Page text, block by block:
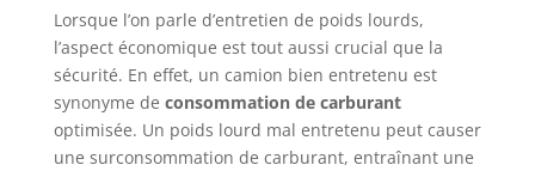
Lorsque l’on parle d’entretien de poids lourds,
l’aspect économique est tout aussi crucial que la
sécurité. En effet, un camion bien entretenu est
synonyme de consommation de carburant
optimisée. Un poids lourd mal entretenu peut causer
une surconsommation de carburant, entraînant une